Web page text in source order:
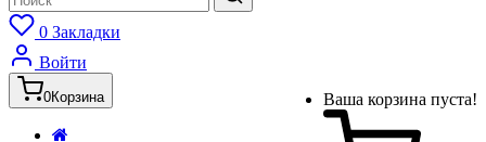
0 Закладки
Войти
0Корзина Ваша корзина пуста!